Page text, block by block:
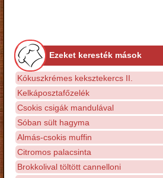
Ezeket keresték mások
Kókuszkrémes keksztekercs II.
Kelkáposztafőzelék
Csokis csigák mandulával
Sóban sült hagyma
Almás-csokis muffin
Citromos palacsinta
Brokkolival töltött cannelloni